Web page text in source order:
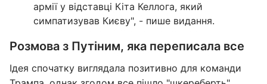
армії у відставці Кіта Келлога, який
симпатизував Києву", - пише видання.
Розмова з Путіним, яка переписала все
Ідея спочатку виглядала позитивно для команди